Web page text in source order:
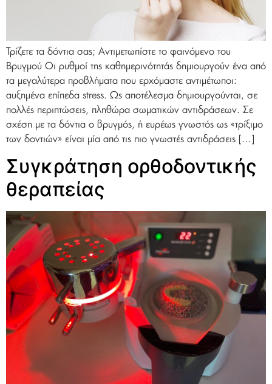
Τρίζετε τα δόντια σας; Αντιμετωπίστε το φαινόμενο του
Βρυγμού Οι ρυθμοί της καθημερινότητάς δημιουργούν ένα από
τα μεγαλύτερα προβλήματα που ερχόμαστε αντιμέτωποι:
αυξημένα επίπεδα stress. Ως αποτέλεσμα δημιουργούνται, σε
πολλές περιπτώσεις, πληθώρα σωματικών αντιδράσεων. Σε
σχέση με τα δόντια ο βρυγμός, ή ευρέως γνωστός ως «τρίξιμο
των δοντιών» είναι μία από τις πιο γνωστές αντιδράσεις […]
Συγκράτηση ορθοδοντικής
θεραπείας